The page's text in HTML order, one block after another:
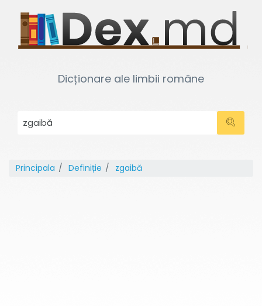
Dicționare ale limbii române
Principala Definiție zgaibă